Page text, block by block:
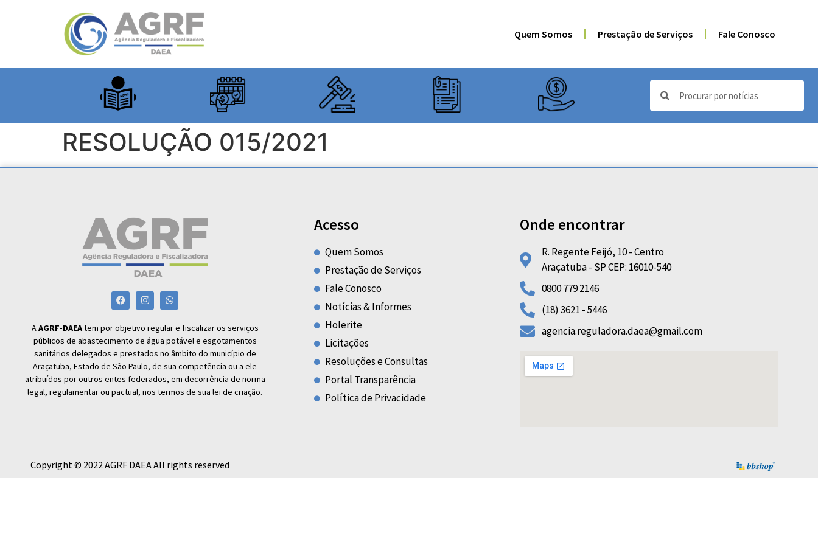
Quem Somos Prestação de Serviços Fale Conosco
RESOLUÇÃO 015/2021
AAGRF-DAEAtem por objetivo regular e fiscalizar os serviços
públicos de abastecimento de água potável e esgotamentos
sanitários delegados e prestados no âmbito do município de
Araçatuba, Estado de São Paulo, de sua competência ou a ele
atribuídos por outros entes federados, em decorrência de norma
legal, regulamentar ou pactual, nos termos de sua lei de criação.
Acesso
Quem Somos
Prestação de Serviços
Fale Conosco
Notícias & Informes
Holerite
Licitações
Resoluções e Consultas
Portal Transparência
Política de Privacidade
Onde encontrar
R. Regente Feijó, 10 - Centro
Araçatuba - SP CEP: 16010-540
0800 779 2146
(18) 3621 - 5446
agencia.reguladora.daea@gmail.com
Copyright © 2022 AGRF DAEA All rights reserved